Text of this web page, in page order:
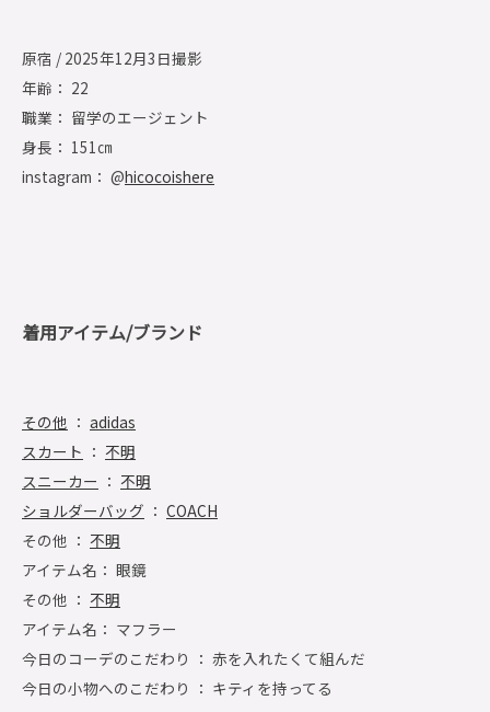
原宿 / 2025年12月3日撮影
年齢： 22
職業： 留学のエージェント
身長： 151㎝
instagram： @hicocoishere
着用アイテム/ブランド
その他 ： adidas
スカート ： 不明
スニーカー ： 不明
ショルダーバッグ ： COACH
その他 ： 不明
アイテム名： 眼鏡
その他 ： 不明
アイテム名： マフラー
今日のコーデのこだわり ： 赤を入れたくて組んだ
今日の小物へのこだわり ： キティを持ってる